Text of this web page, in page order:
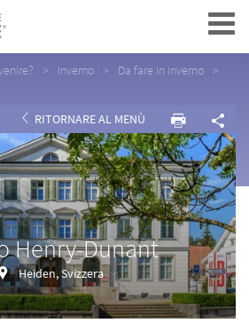
Navigation
Inverno
Da fare in inverno
RITORNARE AL MENÙ
Henry-Dunant
Heiden, Svizzera